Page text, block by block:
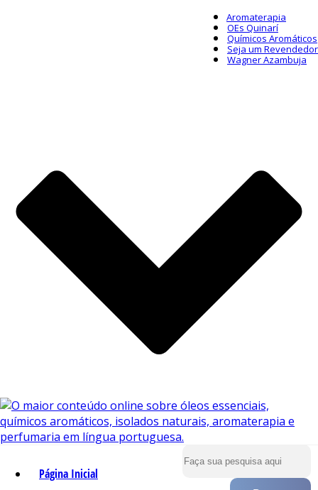
Aromaterapia
OEs Quinarí
Químicos Aromáticos
Seja um Revendedor
Wagner Azambuja
Página Inicial